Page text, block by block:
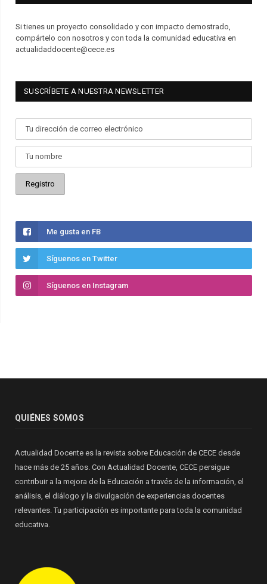
Si tienes un proyecto consolidado y con impacto demostrado,
compártelo con nosotros y con toda la comunidad educativa en
actualidaddocente@cece.es
SUSCRÍBETE A NUESTRA NEWSLETTER
Me gusta en FB
Síguenos en Twitter
Síguenos en Instagram
QUIÉNES SOMOS
Actualidad Docente es la revista sobre Educación de CECE desde
hace más de 25 años. Con Actualidad Docente, CECE persigue
contribuir a la mejora de la Educación a través de la información, el
análisis, el diálogo y la divulgación de experiencias docentes
relevantes. Tu participación es importante para toda la comunidad
educativa.